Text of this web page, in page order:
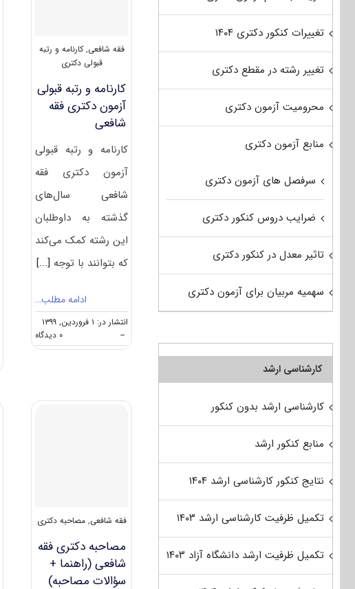
فقه شافعی,کارنامه و رتبه
قبولی دکتری
کارنامه و رتبه قبولی
آزمون دکتری فقه
شافعی
کارنامه و رتبه قبولی
آزمون دکتری فقه
شافعی سال‌های
گذشته به داوطلبان
این رشته کمک می‌کند
که بتوانند با توجه [...]
ادامه مطلب…
انتشار در: ۱ فروردین, ۱۳۹۹
--
۰ دیدگاه
کارنامه
آزمون
فقه شافعی,مصاحبه دکتری
مصاحبه دکتری فقه
شافعی (راهنما +
سؤالات مصاحبه)
تغییرات کنکور دکتری ۱۴۰۴
تغییر رشته در مقطع دکتری
محرومیت آزمون دکتری
منابع آزمون دکتری
سرفصل های آزمون دکتری
ضرایب دروس کنکور دکتری
تاثیر معدل در کنکور دکتری
سهمیه مربیان برای آزمون دکتری
کارشناسی ارشد
کارشناسی ارشد بدون کنکور
منابع کنکور ارشد
نتایج کنکور کارشناسی ارشد ۱۴۰۴
تکمیل ظرفیت کارشناسی ارشد ۱۴۰۳
تکمیل ظرفیت ارشد دانشگاه آزاد ۱۴۰۳